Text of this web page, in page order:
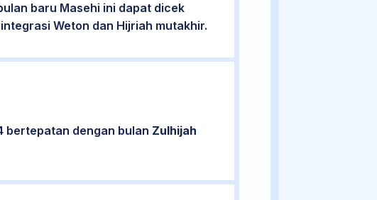
baru Masehi ini dapat dicek
Weton dan Hijriah mutakhir.
bertepatan dengan bulan Zulhijah